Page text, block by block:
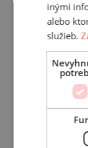
Osobné údaje
ktorý nie je
RENOJAVA,
Prešov,
Slovenská
TOPTRANS
Právny základ
6, ods. 1.
inými
alebo
služieb.